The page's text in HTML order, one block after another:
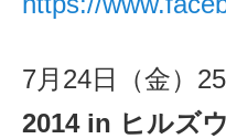
7月24日（金）
2014 in ヒルズ